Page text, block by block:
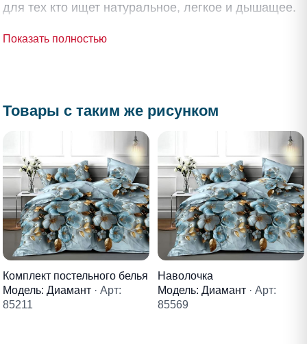
для тех кто ищет натуральное, легкое и дышащее.
Показать полностью
Товары с таким же рисунком
Комплект постельного белья
Модель: Диамант · Арт:
85211
Наволочка
Модель: Диамант · Арт:
85569